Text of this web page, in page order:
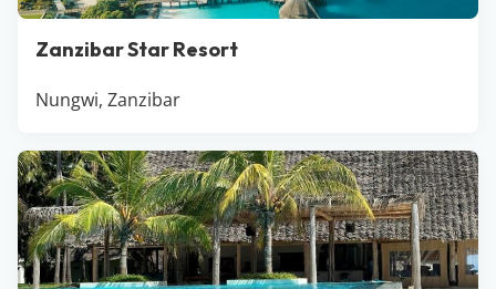
Zanzibar Star Resort
Nungwi, Zanzibar